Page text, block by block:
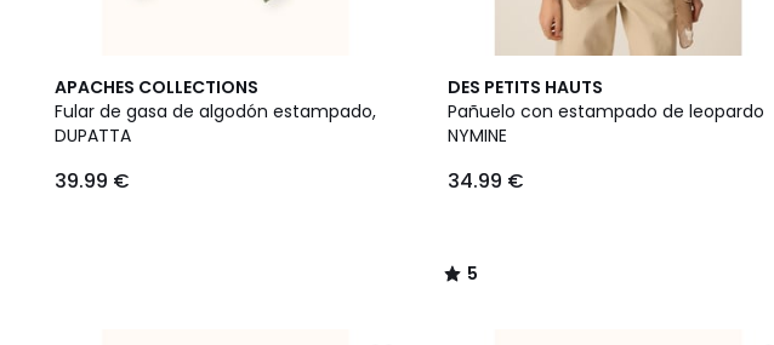
APACHES COLLECTIONS
Fular de gasa de algodón estampado,
DUPATTA
39.99 €
DES PETITS HAUTS
Pañuelo con estampado de leopardo
NYMINE
34.99 €
5
/
5
5
/